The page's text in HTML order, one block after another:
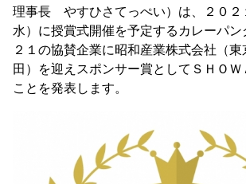
理事長 やすひさてっぺい）は、２０２
水）に授賞式開催を予定するカレーパ
２１の協賛企業に昭和産業株式会社（
田）を迎えスポンサー賞としてＳＨＯＷ
ことを発表します。